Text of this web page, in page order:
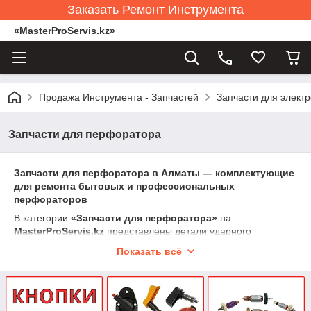
Заказать Ремонт Инструмента
«MasterProServis.kz»
Продажа Инструмента - Запчастей Запчасти для
Запчасти для перфоратора
Запчасти для перфоратора в Алматы — комплектующие
для ремонта бытовых и профессиональных
перфораторов
В категории «Запчасти для перфоратора» на
MasterProServis.kz представлены детали ударного
трёхрежимных, двухрежимных и профессиональных
Перфоратор работает в условиях постоянных вибраций,
ударных нагрузок, перегрева и пыли — поэтому детали
Показать всё